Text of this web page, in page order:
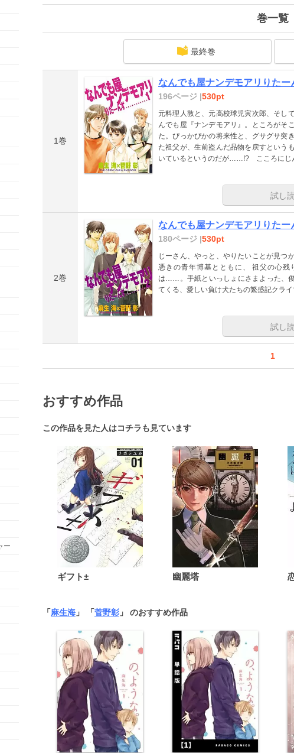
ー
巻一覧
最終巻
1巻
なんでも屋ナンデモアリりたー
196ページ |530pt
元料理人敦と、元高校球児寅次郎、そし
んでも屋『ナンデモアリ』。ところがそ
た。ぴっかぴかの将来性と、グサグサ突
た祖父が、生前盗んだ品物を戻すという
いているというのだが……!? こころにじ
試し
2巻
なんでも屋ナンデモアリりたー
180ページ |530pt
じーさん、やっと、やりたいことが見
憑きの青年博基とともに、 祖父の心
は……。手紙といっしょにさまよった、
てくる、愛しい負け犬たちの繁盛記クラ
試し
1
おすすめ作品
この作品を見た人はコチラも見ています
ギフト± 幽麗塔
「麻生海 」 「菅野彰 」 のおすすめ作品